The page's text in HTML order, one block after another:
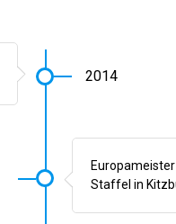
2014
Staffel in